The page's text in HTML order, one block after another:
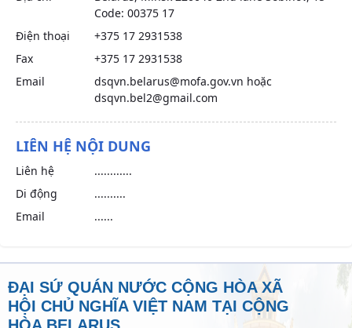
Code: 00375 17
Điện thoại
+375 17 2931538
Fax
+375 17 2931538
Email
dsqvn.belarus@mofa.gov.vn hoặc
dsqvn.bel2@gmail.com
LIÊN HỆ NỘI DUNG
Liên hệ
............
Di động
..........
Email
......
ĐẠI SỨ QUÁN NƯỚC CỘNG HÒA XÃ
HỘI CHỦ NGHĨA VIỆT NAM TẠI CỘNG
HÒA BELARUS